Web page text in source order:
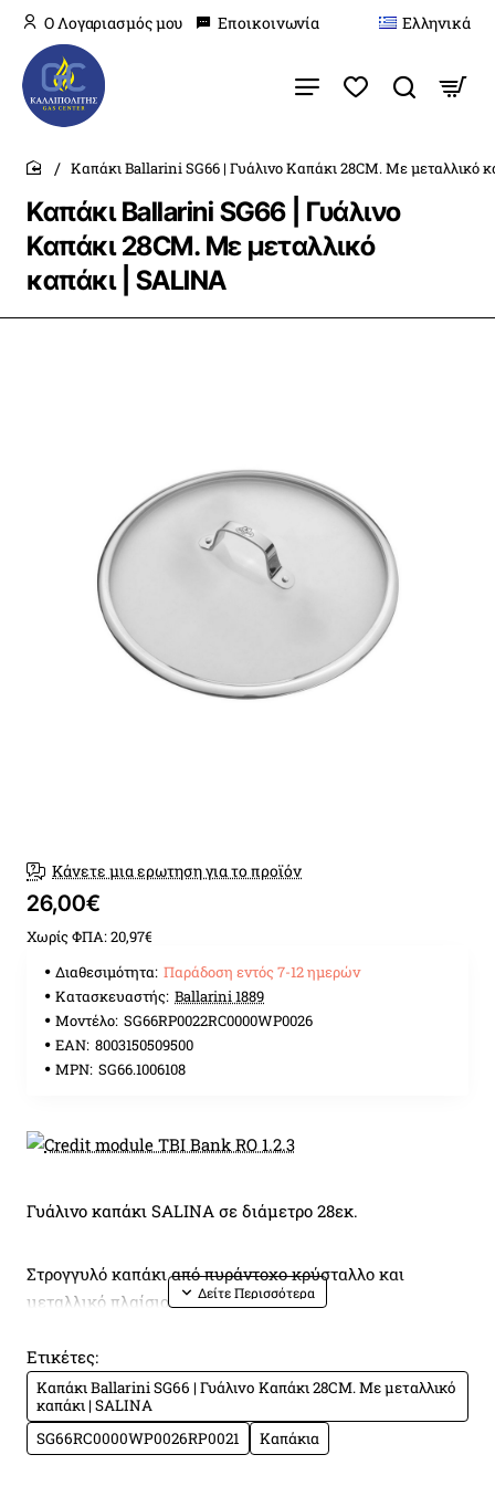
O Λογαριασμός μου Εποικοινωνία Ελληνικά
Καπάκι Ballarini SG66 | Γυάλινο
Καπάκι 28CM. Με μεταλλικό
καπάκι | SALINA
home
Καπάκι Ballarini SG66 | Γυάλινο Καπάκι 28CM. Με μεταλλικό
Κάνετε μια ερωτηση για το προϊόν
26,00€
Χωρίς ΦΠΑ: 20,97€
Διαθεσιμότητα: Παράδοση εντός 7-12 ημερών
Κατασκευαστής: Ballarini 1889
Μοντέλο: SG66RP0022RC0000WP0026
EAN: 8003150509500
MPN: SG66.1006108
Γυάλινο καπάκι SALINA σε διάμετρο 28εκ.
Στρογγυλό καπάκι από πυράντοχο κρύσταλλο και
μεταλλικό πλαίσιο
Μεταλλική χειρολαβή για χρήση και στο φούρνο
με χαραγμένο το logo BALLARINI 1889
Ετικέτες:
Καπάκι Ballarini SG66 | Γυάλινο Καπάκι 28CM. Με μεταλλικό
καπάκι | SALINA
SG66RC0000WP0026RP0021
Καπάκια